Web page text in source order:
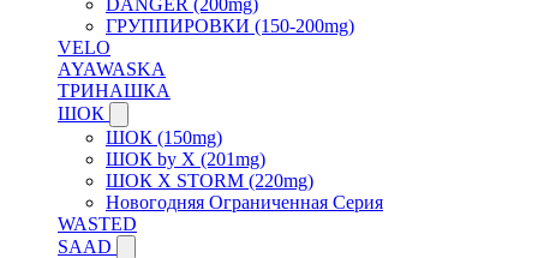
ГРУППИРОВКИ (150-200mg)
VELO
AYAWASKA
ТРИНАШКА
ШОК
ШОК (150mg)
ШОК by X (201mg)
ШОК X STORM (220mg)
Новогодняя Ограниченная Серия
WASTED
SAAD